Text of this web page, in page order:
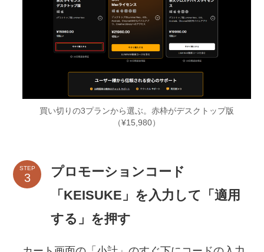
買い切りの3プランから選ぶ。赤枠がデスクトップ版
（¥15,980）
STEP
プロモーションコード
「KEISUKE」を入力して「適用
する」を押す